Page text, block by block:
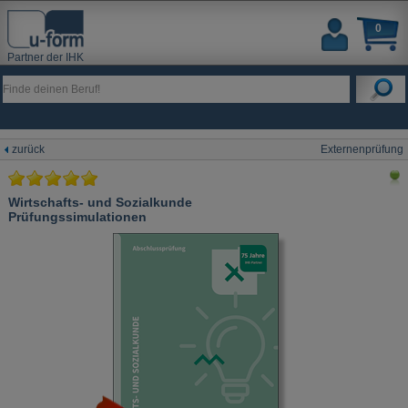
Partner der IHK
0
zurück Externenprüfung
Wirtschafts- und Sozialkunde
Prüfungssimulationen